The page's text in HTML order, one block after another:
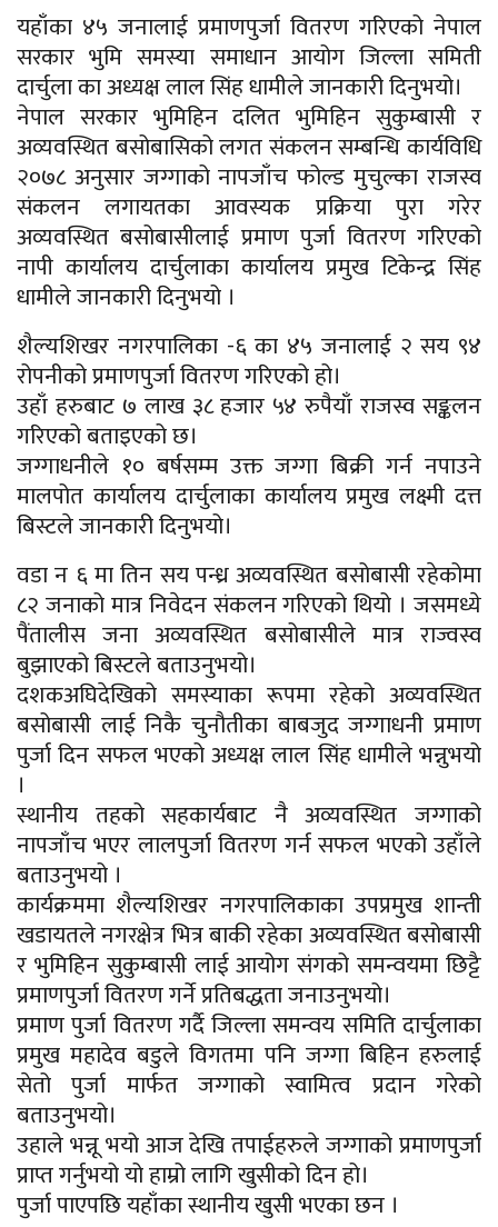
यहाँका ४५ जनालाई प्रमाणपुर्जा वितरण गरिएको नेपाल
सरकार भुमि समस्या समाधान आयोग जिल्ला समिती
दार्चुला का अध्यक्ष लाल सिंह धामीले जानकारी दिनुभयो।
नेपाल सरकार भुमिहिन दलित भुमिहिन सुकुम्बासी र
अव्यवस्थित बसोबासिको लगत संकलन सम्बन्धि कार्यविधि
२०७८ अनुसार जग्गाको नापजाँच फोल्ड मुचुल्का राजस्व
संकलन लगायतका आवस्यक प्रक्रिया पुरा गरेर
अव्यवस्थित बसोबासीलाई प्रमाण पुर्जा वितरण गरिएको
नापी कार्यालय दार्चुलाका कार्यालय प्रमुख टिकेन्द्र सिंह
धामीले जानकारी दिनुभयो ।
शैल्यशिखर नगरपालिका -६ का ४५ जनालाई २ सय ९४
रोपनीको प्रमाणपुर्जा वितरण गरिएको हो।
उहाँ हरुबाट ७ लाख ३८ हजार ५४ रुपैयाँ राजस्व सङ्कलन
गरिएको बताइएको छ।
जग्गाधनीले १० बर्षसम्म उक्त जग्गा बिक्री गर्न नपाउने
मालपोत कार्यालय दार्चुलाका कार्यालय प्रमुख लक्ष्मी दत्त
बिस्टले जानकारी दिनुभयो।
वडा न ६ मा तिन सय पन्ध्र अव्यवस्थित बसोबासी रहेकोमा
८२ जनाको मात्र निवेदन संकलन गरिएको थियो । जसमध्ये
पैंतालीस जना अव्यवस्थित बसोबासीले मात्र राज्वस्व
बुझाएको बिस्टले बताउनुभयो।
दशकअघिदेखिको समस्याका रूपमा रहेको अव्यवस्थित
बसोबासी लाई निकै चुनौतीका बाबजुद जग्गाधनी प्रमाण
पुर्जा दिन सफल भएको अध्यक्ष लाल सिंह धामीले भन्नुभयो
।
स्थानीय तहको सहकार्यबाट नै अव्यवस्थित जग्गाको
नापजाँच भएर लालपुर्जा वितरण गर्न सफल भएको उहाँले
बताउनुभयो ।
कार्यक्रममा शैल्यशिखर नगरपालिकाका उपप्रमुख शान्ती
खडायतले नगरक्षेत्र भित्र बाकी रहेका अव्यवस्थित बसोबासी
र भुमिहिन सुकुम्बासी लाई आयोग संगको समन्वयमा छिट्टै
प्रमाणपुर्जा वितरण गर्ने प्रतिबद्धता जनाउनुभयो।
प्रमाण पुर्जा वितरण गर्दै जिल्ला समन्वय समिति दार्चुलाका
प्रमुख महादेव बडुले विगतमा पनि जग्गा बिहिन हरुलाई
सेतो पुर्जा मार्फत जग्गाको स्वामित्व प्रदान गरेको
बताउनुभयो।
उहाले भन्नू भयो आज देखि तपाईहरुले जग्गाको प्रमाणपुर्जा
प्राप्त गर्नुभयो यो हाम्रो लागि खुसीको दिन हो।
पुर्जा पाएपछि यहाँका स्थानीय खुसी भएका छन ।